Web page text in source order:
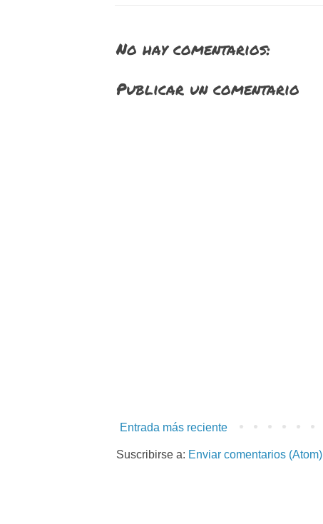
No hay comentarios:
Publicar un comentario
Entrada más reciente
Suscribirse a: Enviar comentarios (Atom)